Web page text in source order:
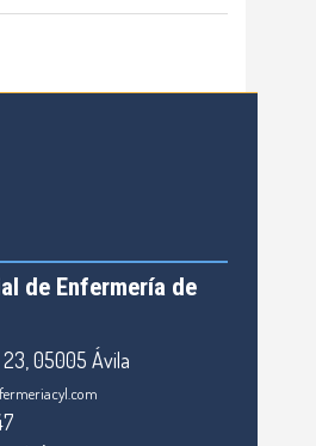
de Enfermería de
05005 Ávila